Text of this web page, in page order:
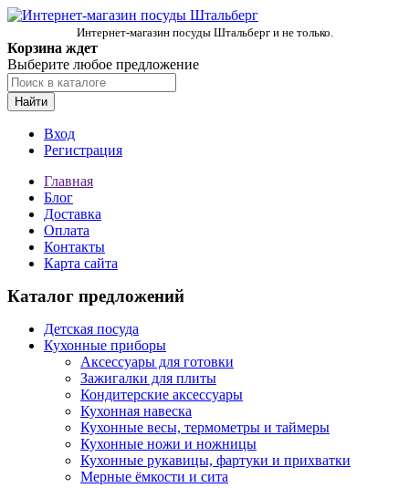
Интернет-магазин посуды Штальберг и не только.
Корзина ждет
Выберите любое предложение
Найти
Вход
Регистрация
Главная
Блог
Доставка
Оплата
Контакты
Карта сайта
Каталог предложений
Детская посуда
Кухонные приборы
Аксессуары для готовки
Зажигалки для плиты
Кондитерские аксессуары
Кухонная навеска
Кухонные весы, термометры и таймеры
Кухонные ножи и ножницы
Кухонные рукавицы, фартуки и прихватки
Мерные ёмкости и сита